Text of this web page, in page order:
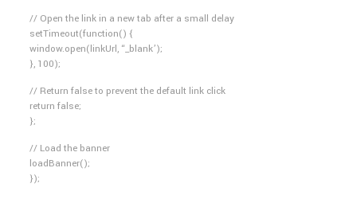
// Open the link in a new tab after a small delay
setTimeout(function() {
window.open(linkUrl, “_blank’);
}, 100);
// Return false to prevent the default link click
return false;
};
// Load the banner
loadBanner();
});